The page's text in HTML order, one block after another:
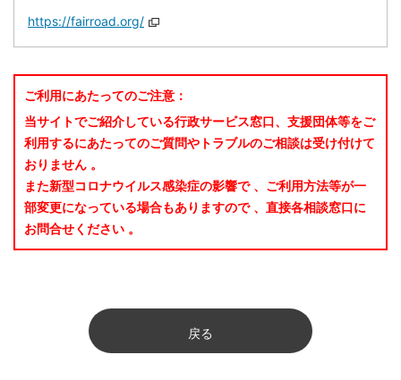
https://fairroad.org/
ご利用にあたってのご注意：
当サイトでご紹介している行政サービス窓口、支援団体等をご
利用するにあたってのご質問やトラブルのご相談は受け付けて
おりません 。
また新型コロナウイルス感染症の影響で 、ご利用方法等が一
部変更になっている場合もありますので 、直接各相談窓口に
お問合せください 。
戻る